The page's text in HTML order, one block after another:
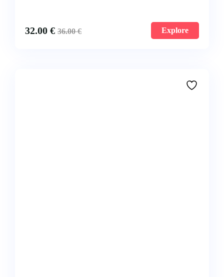
32.00 € 36.00€ Explore